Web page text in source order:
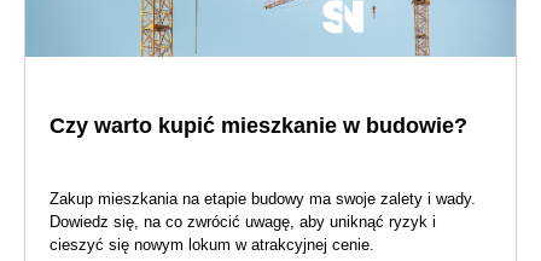
Czy warto kupić mieszkanie w budowie?
Zakup mieszkania na etapie budowy ma swoje zalety i wady.
Dowiedz się, na co zwrócić uwagę, aby uniknąć ryzyk i
cieszyć się nowym lokum w atrakcyjnej cenie.